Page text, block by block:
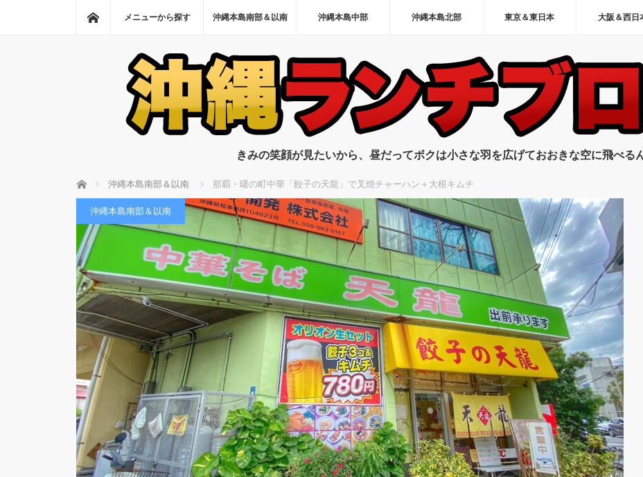
ホーム
メニューから探す 沖縄本島南部＆以南 沖縄本島中部 沖縄本島北部 東京＆東日本 大阪＆西日
きみの笑顔が見たいから、昼だってボクは小さな羽を広げておおきな空に飛べる
ホーム 沖縄本島南部＆以南 那覇・曙の町中華「餃子の天龍」で叉焼チャーハン＋大根キムチ
沖縄本島南部＆以南